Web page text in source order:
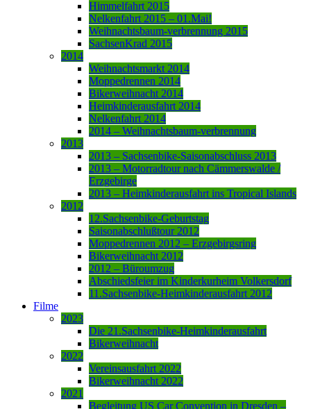
Himmelfahrt 2015
Nelkenfahrt 2015 – 01.Mai!
Weihnachtsbaum-verbrennung 2015
SachsenKrad 2015
2014
Weihnachtsmarkt 2014
Moppedrennen 2014
Bikerweihnacht 2014
Heimkinderausfahrt 2014
Nelkenfahrt 2014
2014 – Weihnachtsbaum-verbrennung
2013
2013 – Sachsenbike-Saisonabschluss 2013
2013 – Motorradtour nach Cämmerswalde /
Erzgebirge
2013 – Heimkinderausfahrt ins Tropical Islands
2012
12.Sachsenbike-Geburtstag
Saisonabschlußtour 2012
Moppedrennen 2012 – Erzgebirgsring
Bikerweihnacht 2012
2012 – Büroumzug
Abschiedsfeier im Kinderkurheim Volkersdorf
11.Sachsenbike-Heimkinderausfahrt 2012
Filme
2023
Die 21.Sachsenbike-Heimkinderausfahrt
Bikerweihnacht
2022
Vereinsausfahrt 2022
Bikerweihnacht 2022
2021
Begleitung US Car Convention in Dresden –